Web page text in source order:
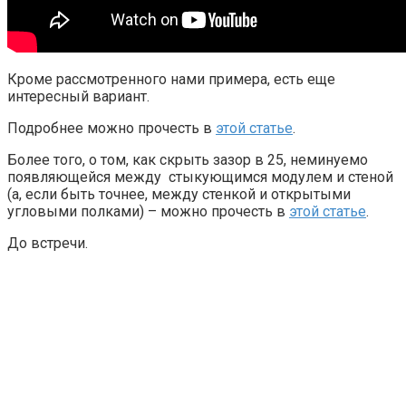
Кроме рассмотренного нами примера, есть еще
интересный вариант.
Подробнее можно прочесть в этой статье.
Более того, о том, как скрыть зазор в 25, неминуемо
появляющейся между стыкующимся модулем и стеной
(а, если быть точнее, между стенкой и открытыми
угловыми полками) – можно прочесть в этой статье.
До встречи.